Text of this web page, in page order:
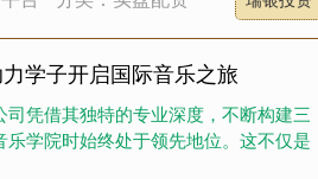
学子开启国际音乐之旅
凭借其独特的专业深度，不断构建三
学院时始终处于领先地位。这不仅是